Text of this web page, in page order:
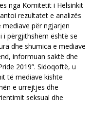
nga Komitetit i Helsinkit
rezultatet e analizës
për ngjarjen
i përgjithshëm është se
dhe shumica e mediave
informuan saktë dhe
2019”. Sidoqoftë, u
të mediave kishte
e urrejtjes dhe
seksual dhe